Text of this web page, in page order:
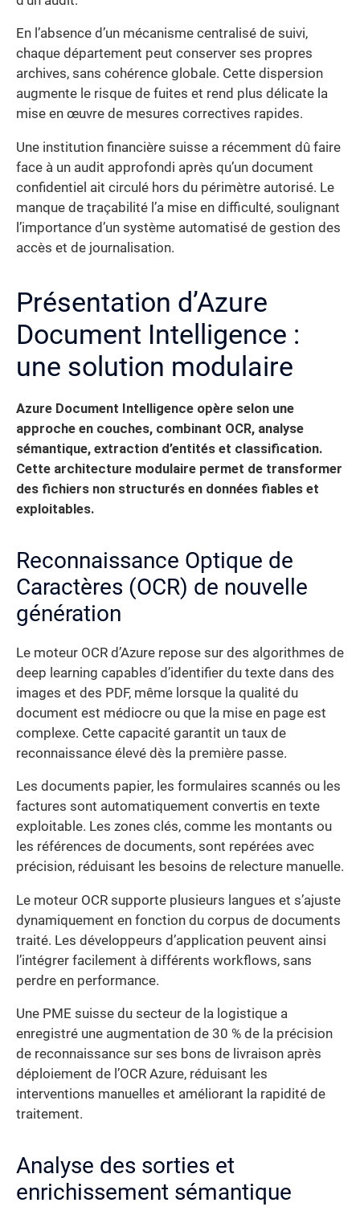
En l’absence d’un mécanisme centralisé de suivi,
chaque département peut conserver ses propres
archives, sans cohérence globale. Cette dispersion
augmente le risque de fuites et rend plus délicate la
mise en œuvre de mesures correctives rapides.
Une institution financière suisse a récemment dû faire
face à un audit approfondi après qu’un document
confidentiel ait circulé hors du périmètre autorisé. Le
manque de traçabilité l’a mise en difficulté, soulignant
l’importance d’un système automatisé de gestion des
accès et de journalisation.
Présentation d’Azure
Document Intelligence :
une solution modulaire
Azure Document Intelligence opère selon une
approche en couches, combinant OCR, analyse
sémantique, extraction d’entités et classification.
Cette architecture modulaire permet de transformer
des fichiers non structurés en données fiables et
exploitables.
Reconnaissance Optique de
Caractères (OCR) de nouvelle
génération
Le moteur OCR d’Azure repose sur des algorithmes de
deep learning capables d’identifier du texte dans des
images et des PDF, même lorsque la qualité du
document est médiocre ou que la mise en page est
complexe. Cette capacité garantit un taux de
reconnaissance élevé dès la première passe.
Les documents papier, les formulaires scannés ou les
factures sont automatiquement convertis en texte
exploitable. Les zones clés, comme les montants ou
les références de documents, sont repérées avec
précision, réduisant les besoins de relecture manuelle.
Le moteur OCR supporte plusieurs langues et s’ajuste
dynamiquement en fonction du corpus de documents
traité. Les développeurs d’application peuvent ainsi
l’intégrer facilement à différents workflows, sans
perdre en performance.
Une PME suisse du secteur de la logistique a
enregistré une augmentation de 30 % de la précision
de reconnaissance sur ses bons de livraison après
déploiement de l’OCR Azure, réduisant les
interventions manuelles et améliorant la rapidité de
traitement.
Analyse des sorties et
enrichissement sémantique